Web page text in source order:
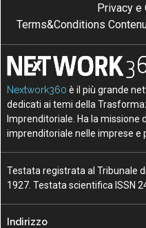
Privacy e
Terms&Conditions
Nextwork360 è il più grande
dedicati ai temi della
Imprenditoriale. Ha la
imprenditoriale nelle imprese e
Testata registrata al Tribunale
1927. Testata scientifica ISSN
Indirizzo